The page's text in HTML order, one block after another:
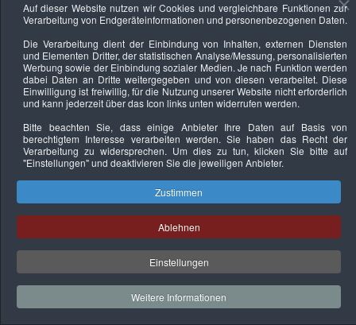
Keine Termine
Datenschutzerklärung Urheberrechtsnachweise Nachhaltigkeit
Copyright © 2026. Bundesverband Deutscher
Sachverständiger und Fachgutachter e.V..
Auf dieser Website nutzen wir Cookies und vergleichbare Funktionen zur
Verarbeitung von Endgeräteinformationen und personenbezogenen Daten.
Die Verarbeitung dient der Einbindung von Inhalten, externen Diensten
und Elementen Dritter, der statistischen Analyse/Messung, personalisierten
Werbung sowie der Einbindung sozialer Medien. Je nach Funktion werden
dabei Daten an Dritte weitergegeben und von diesen verarbeitet. Diese
Einwilligung ist freiwillig, für die Nutzung unserer Website nicht erforderlich
und kann jederzeit über das Icon links unten widerrufen werden.
Bitte beachten Sie, dass einige Anbieter Ihre Daten auf Basis von
berechtigtem Interesse verarbeiten werden. Sie haben das Recht der
Verarbeitung zu widersprechen. Um dies zu tun, klicken Sie bitte auf
"Einstellungen"und deaktivieren Sie die jeweiligen Anbieter.
Zustimmen
Ablehnen
Einstellungen
Weitere Informationen